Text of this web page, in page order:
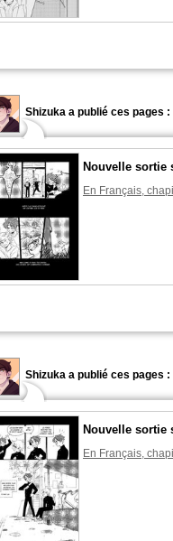
Shizuka a publié ces pages :
Nouvelle sortie
En Français,
Shizuka a publié ces pages :
Nouvelle sortie
En Français,